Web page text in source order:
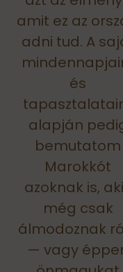
amit ez az
adni tud. A
és
alapján
bemutatom
Marokkót
azoknak is,
még csak
álmodoznak
— vagy